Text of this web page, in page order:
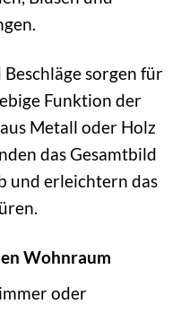
sorgen für
Funktion der
Metall oder Holz
das Gesamtbild
und erleichtern das
Wohnraum
oder